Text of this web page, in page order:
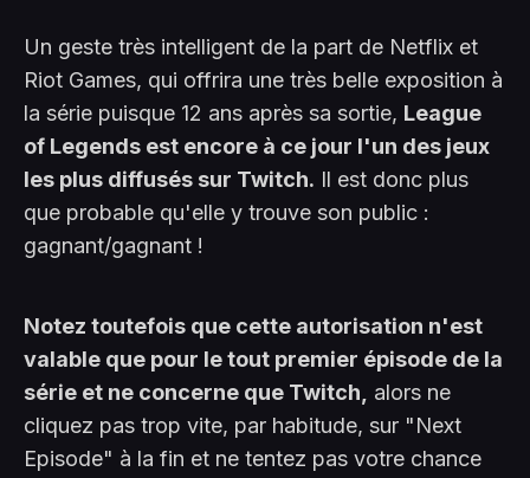
Un geste très intelligent de la part de Netflix et
Riot Games, qui offrira une très belle exposition à
la série puisque 12 ans après sa sortie, League
of Legends est encore à ce jour l'un des jeux
les plus diffusés sur Twitch. Il est donc plus
que probable qu'elle y trouve son public :
gagnant/gagnant !
Notez toutefois que cette autorisation n'est
valable que pour le tout premier épisode de la
série et ne concerne que Twitch, alors ne
cliquez pas trop vite, par habitude, sur "Next
Episode" à la fin et ne tentez pas votre chance